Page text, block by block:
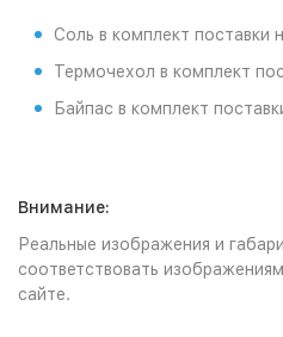
Соль в комплект поставки
Термочехол в комплект
Байпас в комплект
Внимание:
Реальные изображения и
соответствовать
сайте.